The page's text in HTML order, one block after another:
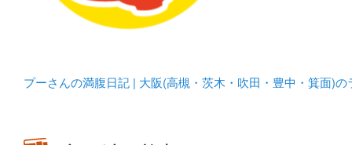
プーさんの満腹日記 | 大阪(高槻・茨木・吹田・豊中・箕面)